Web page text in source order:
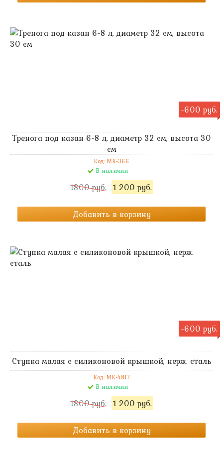
-600 руб.
Тренога под казан 6-8 л, диаметр 32 см, высота 30
см
Код: MK-366
В наличии
1800 руб. 1 200 руб.
Добавить в корзину
-600 руб.
Ступка малая с силиконовой крышкой, нерж. сталь
Код: MK-4817
В наличии
1800 руб. 1 200 руб.
Добавить в корзину